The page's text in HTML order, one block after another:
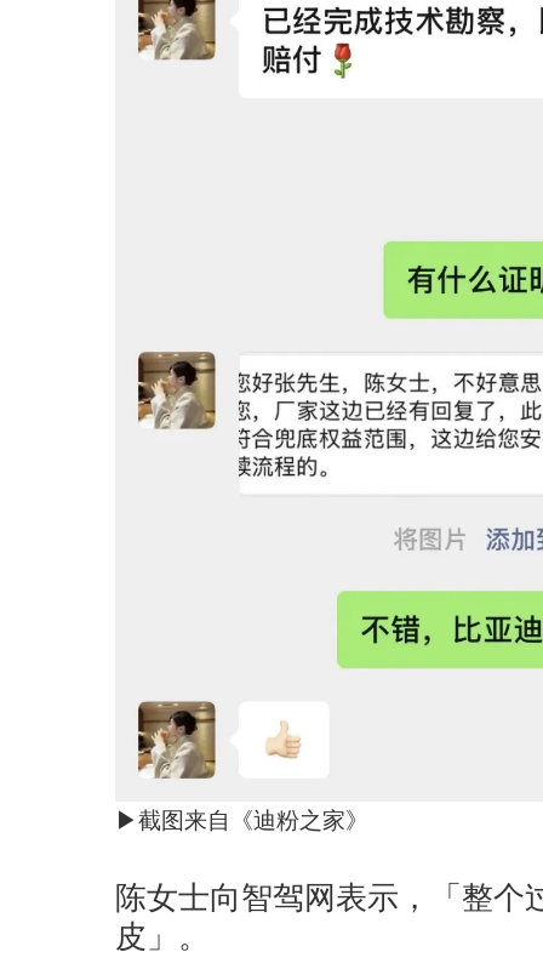
▶截图来自《迪粉之家》
陈女士向智驾网表示，「整个
皮」。